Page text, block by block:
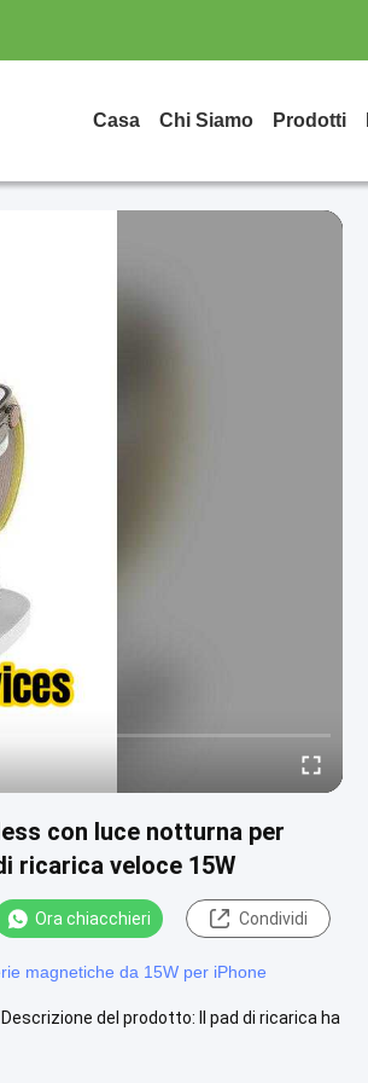
Casa Chi Siamo Prodotti
con luce notturna per
ricarica veloce 15W
Ora chiacchieri Condividi
magnetiche da 15W per iPhone
del prodotto: Il pad di ricarica ha